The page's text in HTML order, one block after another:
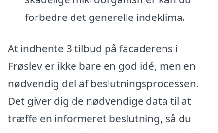
forbedre det generelle indeklima.
At indhente 3 tilbud på facaderens i
Frøslev er ikke bare en god idé, men en
nødvendig del af beslutningsprocessen.
Det giver dig de nødvendige data til at
træffe en informeret beslutning, så du